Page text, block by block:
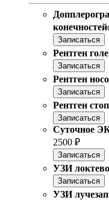
конечностей
Записаться
Рентген
Записаться
Рентген
Записаться
Рентген
Записаться
Суточное
2500 ₽
Записаться
УЗИ
Записаться
УЗИ